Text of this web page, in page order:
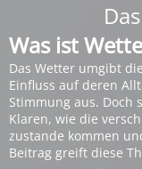
Was ist
Das Wetter umgibt
Einfluss auf deren
Stimmung aus. Doch
Klaren, wie die
zustande kommen
Beitrag greift diese